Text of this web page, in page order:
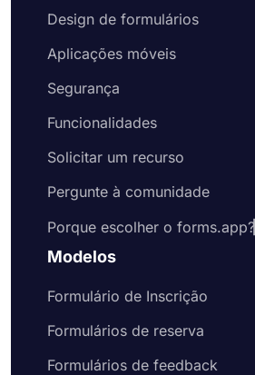
Design de formulários
Aplicações móveis
Segurança
Funcionalidades
Solicitar um recurso
Pergunte à comunidade
Porque escolher o forms.app?
Modelos
Formulário de Inscrição
Formulários de reserva
Formulários de feedback